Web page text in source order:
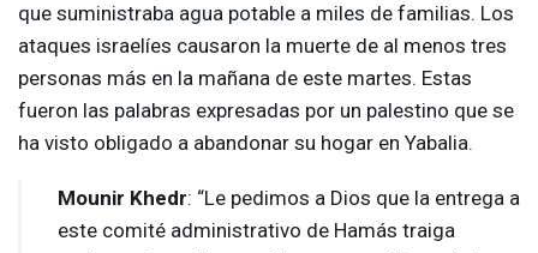
que suministraba agua potable a miles de familias. Los
ataques israelíes causaron la muerte de al menos tres
personas más en la mañana de este martes. Estas
fueron las palabras expresadas por un palestino que se
ha visto obligado a abandonar su hogar en Yabalia.
Mounir Khedr: “Le pedimos a Dios que la entrega a
este comité administrativo de Hamás traiga